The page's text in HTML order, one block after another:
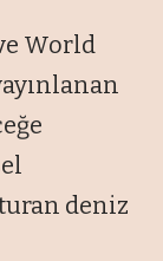
World
deniz